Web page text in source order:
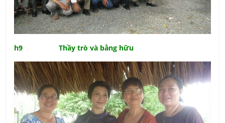
h9 Thầy trò và bằng hữu